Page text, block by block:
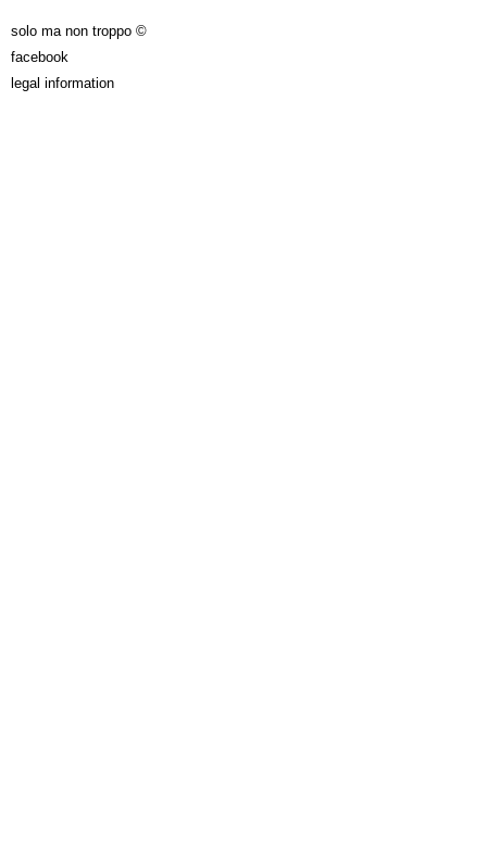
solo ma non troppo ©
facebook
legal information